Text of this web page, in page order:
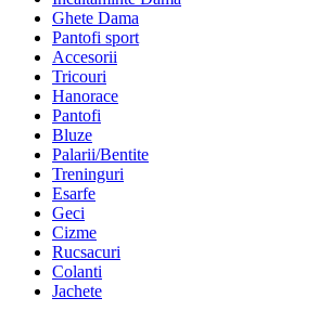
Ghete Dama
Pantofi sport
Accesorii
Tricouri
Hanorace
Pantofi
Bluze
Palarii/Bentite
Treninguri
Esarfe
Geci
Cizme
Rucsacuri
Colanti
Jachete